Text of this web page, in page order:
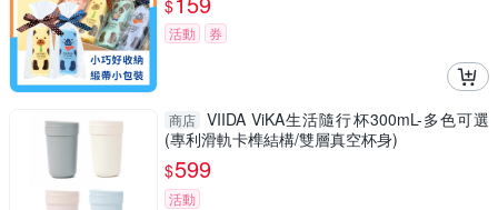
$
活動 券
商店 VIIDA ViKA生活隨行杯300mL-多色可選
(專利滑軌卡榫結構/雙層真空杯身)
$599
活動